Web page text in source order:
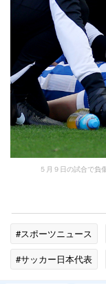
５月９日の試合で負
#スポーツニュース
#サッカー日本代表